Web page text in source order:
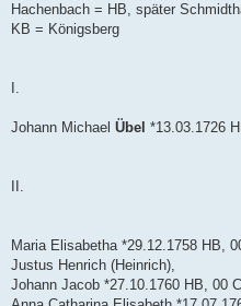
Hachenbach = HB, später
KB = Königsberg
I.
Johann Michael Übel *13.03.1726
II.
Maria Elisabetha *29.12.1758 HB,
Justus Henrich (Heinrich),
Johann Jacob *27.10.1760 HB, 00